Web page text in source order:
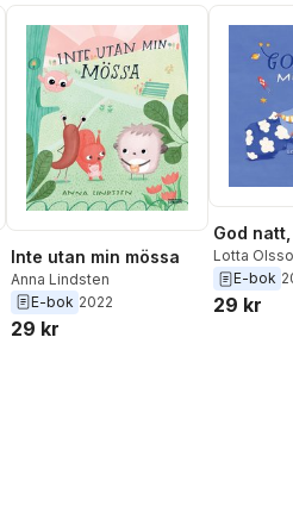
Inte utan min mössa
Anna Lindsten
E-bok 2022
29 kr
God
Lotta
E-bok
29 kr